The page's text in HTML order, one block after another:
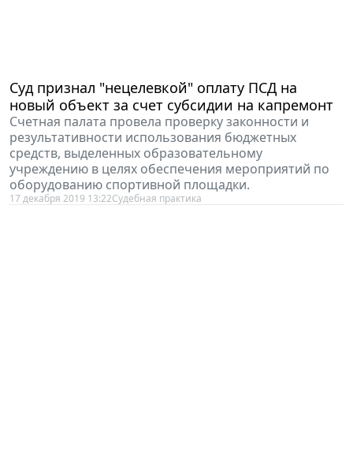
Суд признал "нецелевкой" оплату ПСД на
новый объект за счет субсидии на капремонт
Счетная палата провела проверку законности и
результативности использования бюджетных
средств, выделенных образовательному
учреждению в целях обеспечения мероприятий по
оборудованию спортивной площадки.
17 декабря 2019 13:22Судебная практика